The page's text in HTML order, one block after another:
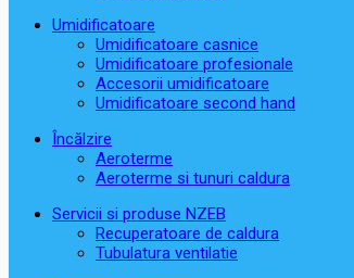
Umidificatoare
Umidificatoare casnice
Umidificatoare profesionale
Accesorii umidificatoare
Umidificatoare second hand
Încălzire
Aeroterme
Aeroterme si tunuri caldura
Servicii si produse NZEB
Recuperatoare de caldura
Tubulatura ventilatie